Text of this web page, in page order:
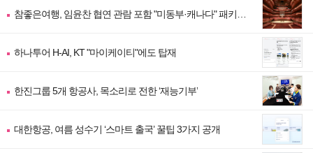
참좋은여행, 임윤찬 협연 관람 포함 "미동부·캐나다" 패키지
하나투어 H-AI, KT "마이케이티"에도 탑재
한진그룹 5개 항공사, 목소리로 전한 ‘재능기부’
대한항공, 여름 성수기 ‘스마트 출국’ 꿀팁 3가지 공개